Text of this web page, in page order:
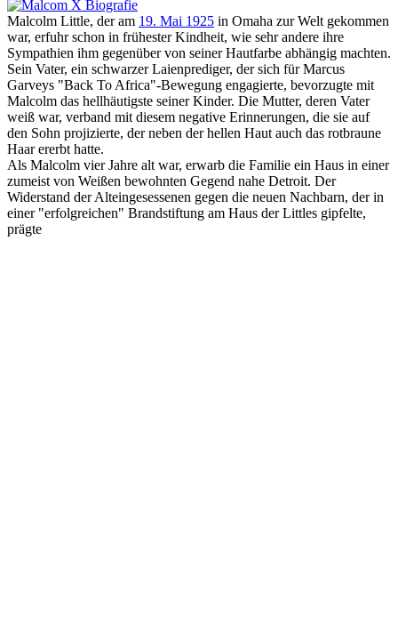
Malcolm Little, der am 19. Mai 1925 in Omaha zur Welt gekommen
war, erfuhr schon in frühester Kindheit, wie sehr andere ihre
Sympathien ihm gegenüber von seiner Hautfarbe abhängig machten.
Sein Vater, ein schwarzer Laienprediger, der sich für Marcus
Garveys "Back To Africa"-Bewegung engagierte, bevorzugte mit
Malcolm das hellhäutigste seiner Kinder. Die Mutter, deren Vater
weiß war, verband mit diesem negative Erinnerungen, die sie auf
den Sohn projizierte, der neben der hellen Haut auch das rotbraune
Haar ererbt hatte.
Als Malcolm vier Jahre alt war, erwarb die Familie ein Haus in einer
zumeist von Weißen bewohnten Gegend nahe Detroit. Der
Widerstand der Alteingesessenen gegen die neuen Nachbarn, der in
einer "erfolgreichen" Brandstiftung am Haus der Littles gipfelte,
prägte